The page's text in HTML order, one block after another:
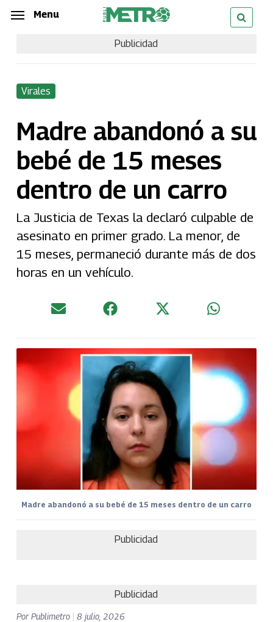
Skip
content
Menu
Publicidad
Virales
Madre abandonó a su
bebé de 15 meses
dentro de un carro
La Justicia de Texas la declaró culpable de
asesinato en primer grado. La menor, de
15 meses, permaneció durante más de dos
horas en un vehículo.
Madre abandonó a su bebé de 15 meses dentro de un carro
Publicidad
Publicidad
PorPublimetro 8 julio, 2026
Menu